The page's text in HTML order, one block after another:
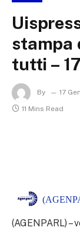
stampa
tutti –
By 17
11 Mins Read
(AGENPARL) –